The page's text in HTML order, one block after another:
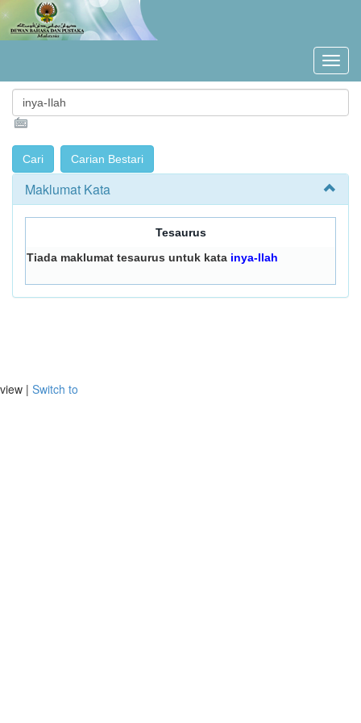
Maklumat Kata
Tesaurus
Tiada maklumat tesaurus untuk kata inya-Ilah
view | Switch to